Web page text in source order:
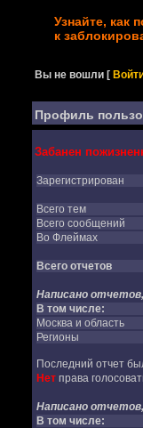
Узнайте, как
к
Вы не вошли [
Профиль
Забанен
Зарегистрирован
Всего тем
Всего сообщений
Во Флеймах
Всего отчетов
Написано
В том числе:
Москва и область
Регионы
Последний отчет
Нетправа
Написано
В том числе: